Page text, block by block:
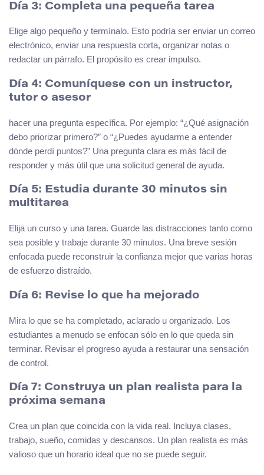
Día 3: Completa una pequeña tarea
Elige algo pequeño y termínalo. Esto podría ser enviar un correo
electrónico, enviar una respuesta corta, organizar notas o
redactar un párrafo. El propósito es crear impulso.
Día 4: Comuníquese con un instructor,
tutor o asesor
hacer una pregunta específica. Por ejemplo: “¿Qué asignación
debo priorizar primero?” o “¿Puedes ayudarme a entender
dónde perdí puntos?” Una pregunta clara es más fácil de
responder y más útil que una solicitud general de ayuda.
Día 5: Estudia durante 30 minutos sin
multitarea
Elija un curso y una tarea. Guarde las distracciones tanto como
sea posible y trabaje durante 30 minutos. Una breve sesión
enfocada puede reconstruir la confianza mejor que varias horas
de esfuerzo distraído.
Día 6: Revise lo que ha mejorado
Mira lo que se ha completado, aclarado u organizado. Los
estudiantes a menudo se enfocan sólo en lo que queda sin
terminar. Revisar el progreso ayuda a restaurar una sensación
de control.
Día 7: Construya un plan realista para la
próxima semana
Crea un plan que coincida con la vida real. Incluya clases,
trabajo, sueño, comidas y descansos. Un plan realista es más
valioso que un horario ideal que no se puede seguir.